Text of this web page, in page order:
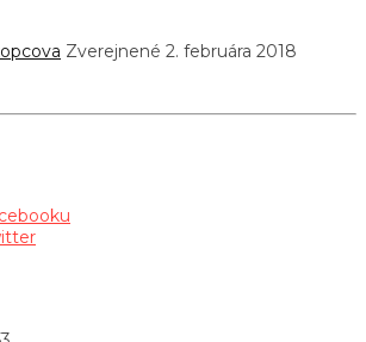
Zverejnené 2. februára 2018